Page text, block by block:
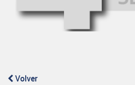
Volver